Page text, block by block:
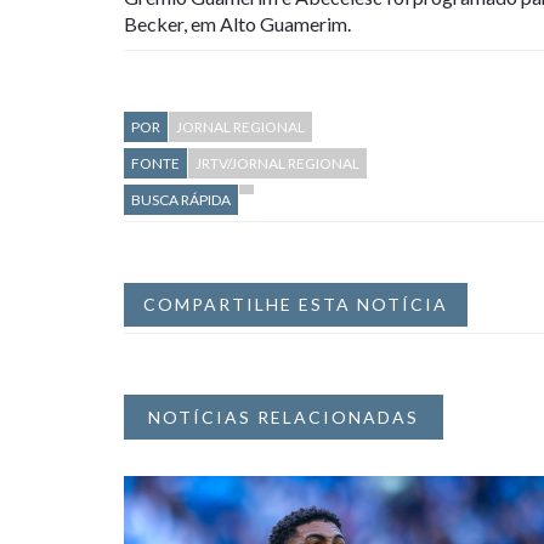
Becker, em Alto Guamerim.
POR
JORNAL REGIONAL
FONTE
JRTV/JORNAL REGIONAL
BUSCA RÁPIDA
COMPARTILHE ESTA NOTÍCIA
NOTÍCIAS RELACIONADAS